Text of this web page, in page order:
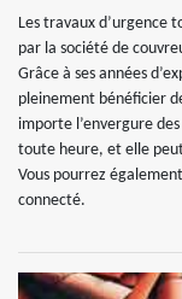
Les travaux d’urgence
par la société de
Grâce à ses années
pleinement bénéficier
importe l’envergure
toute heure, et elle
Vous pourrez
connecté.